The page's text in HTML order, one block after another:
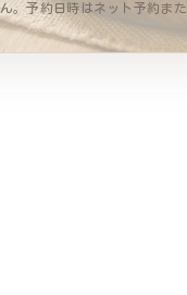
予約日時はネット予約また